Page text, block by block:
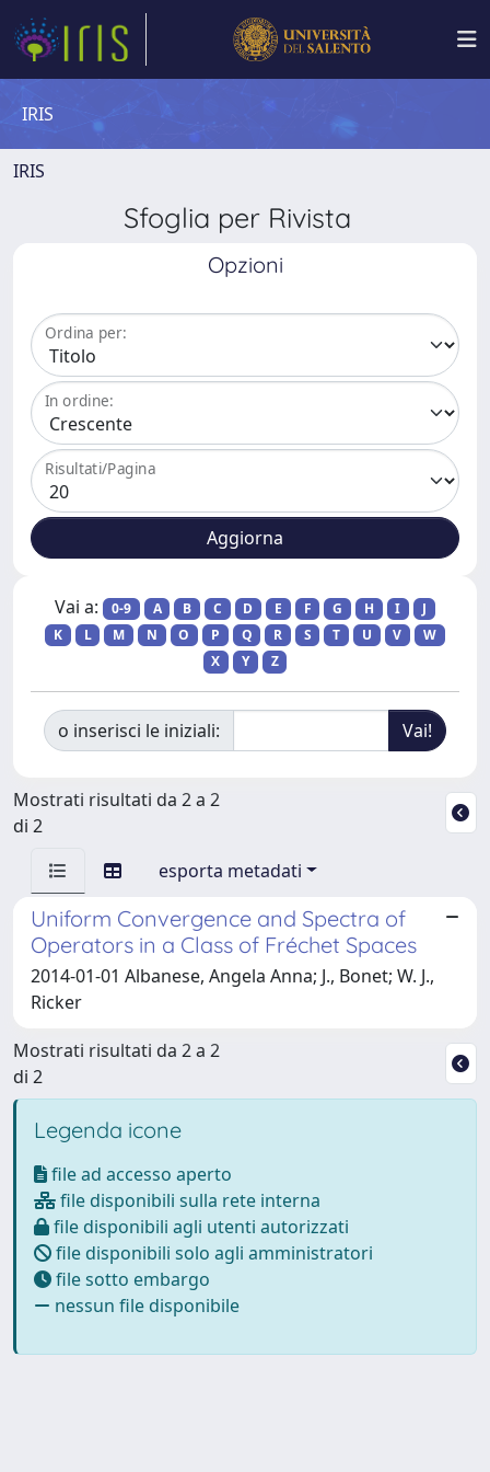
IRIS
IRIS
Sfoglia per Rivista
Opzioni
Ordina per:
In ordine:
Risultati/Pagina
Vai a: 0-9 A B C D E F G H I
J
K
L M N O P Q R S T U V
W
X
Y Z
o inserisci le iniziali:
Mostrati risultati da 2 a 2
di 2
esporta metadati
Uniform Convergence and Spectra of
Operators in a Class of Fréchet Spaces
2014-01-01 Albanese, Angela Anna; J., Bonet; W. J.,
Ricker
Mostrati risultati da 2 a 2
di 2
Legenda icone
file ad accesso aperto
file disponibili sulla rete interna
file disponibili agli utenti autorizzati
file disponibili solo agli amministratori
file sotto embargo
nessun file disponibile